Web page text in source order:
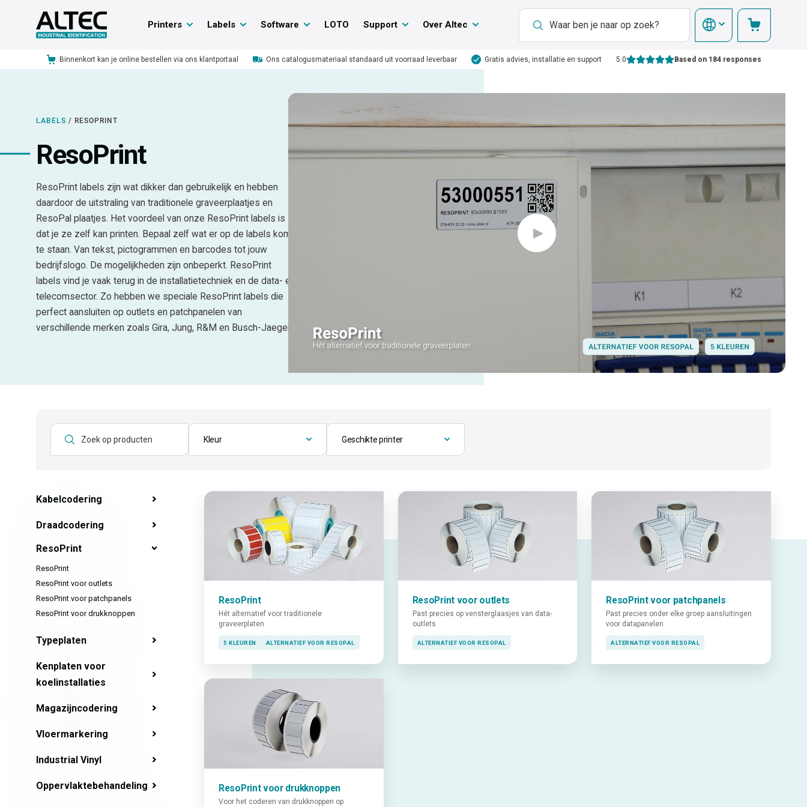
Printers Labels Software LOTO Support Over Altec
Binnenkort kan je online bestellen via ons klantportaal Ons catalogusmateriaal standaard uit voorraad leverbaar Gratis advies, installatie en support 5.0 Based on 184 responses
LABELS / RESOPRINT
ResoPrint
ResoPrint labels zijn wat dikker dan gebruikelijk en hebben
daardoor de uitstraling van traditionele graveerplaatjes en
ResoPal plaatjes. Het voordeel van onze ResoPrint labels is
dat je ze zelf kan printen. Bepaal zelf wat er op de labels komt
te staan. Van tekst, pictogrammen en barcodes tot jouw
bedrijfslogo. De mogelijkheden zijn onbeperkt. ResoPrint
labels vind je vaak terug in de installatietechniek en de data- en
telecomsector. Zo hebben we speciale ResoPrint labels die
perfect aansluiten op outlets en patchpanelen van
verschillende merken zoals Gira, Jung, R&M en Busch-Jaeger.
Kleur Geschikte printer
Kabelcodering
Draadcodering
ResoPrint
ResoPrint
ResoPrint voor outlets
ResoPrint voor patchpanels
ResoPrint voor drukknoppen
Typeplaten
Kenplaten voor
koelinstallaties
Magazijncodering
Vloermarkering
Industrial Vinyl
Oppervlaktebehandeling
ResoPrint
Hét alternatief voor traditionele
graveerplaten
5 KLEUREN ALTERNATIEF VOOR RESOPAL
ResoPrint voor outlets
Past precies op vensterglaasjes van data-
outlets
ALTERNATIEF VOOR RESOPAL
ResoPrint voor patchpanels
Past precies onder elke groep aansluitingen
voor datapanelen
ALTERNATIEF VOOR RESOPAL
ResoPrint voor drukknoppen
Voor het coderen van drukknoppen op